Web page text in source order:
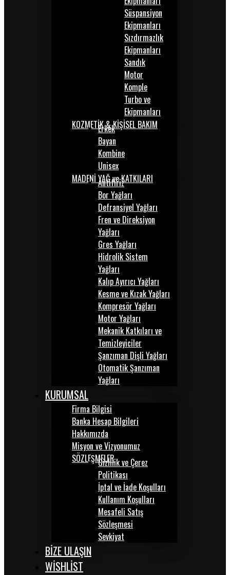
Süspansiyon
Ekipmanları
Sızdırmazlık
Ekipmanları
Sandık
Motor
Komple
Turbo ve
Ekipmanları
KOZMETİK & KİŞİSEL BAKIM
Erkek
Bayan
Kombine
Unisex
MADENİ YAĞ ve KATKILARI
Antifiriz
Bor Yağları
Defransiyel Yağları
Fren ve Direksiyon
Yağları
Gres Yağları
Hidrolik Sistem
Yağları
Kalıp Ayırıcı Yağları
Kesme ve Kızak Yağları
Kompresör Yağları
Motor Yağları
Mekanik Katkıları ve
Temizleyiciler
Şanzıman Dişli Yağları
Otomatik Şanzıman
Yağları
KURUMSAL
Firma Bilgisi
Banka Hesap Bilgileri
Hakkımızda
Misyon ve Vizyonumuz
SÖZLEŞMELERGizlilik ve Çerez
Politikası
İptal ve İade Koşulları
Kullanım Koşulları
Mesafeli Satış
Sözleşmesi
Sevkiyat
BİZE ULAŞIN
WISHLIST